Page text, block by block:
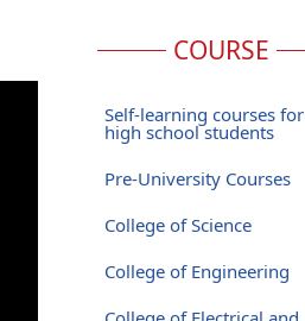
COURSE
Self-learning courses for
high school students
Pre-University Courses
College of Science
College of Engineering